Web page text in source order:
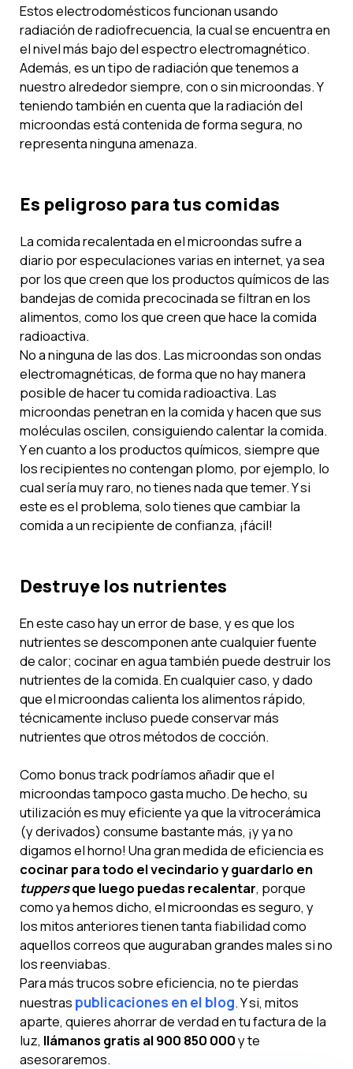
Estos electrodomésticos funcionan usando
radiación de radiofrecuencia, la cual se encuentra en
el nivel más bajo del espectro electromagnético.
Además, es un tipo de radiación que tenemos a
nuestro alrededor siempre, con o sin microondas. Y
teniendo también en cuenta que la radiación del
microondas está contenida de forma segura, no
representa ninguna amenaza.
Es peligroso para tus comidas
La comida recalentada en el microondas sufre a
diario por especulaciones varias en internet, ya sea
por los que creen que los productos químicos de las
bandejas de comida precocinada se filtran en los
alimentos, como los que creen que hace la comida
radioactiva.
No a ninguna de las dos. Las microondas son ondas
electromagnéticas, de forma que no hay manera
posible de hacer tu comida radioactiva. Las
microondas penetran en la comida y hacen que sus
moléculas oscilen, consiguiendo calentar la comida.
Y en cuanto a los productos químicos, siempre que
los recipientes no contengan plomo, por ejemplo, lo
cual sería muy raro, no tienes nada que temer. Y si
este es el problema, solo tienes que cambiar la
comida a un recipiente de confianza, ¡fácil!
Destruye los nutrientes
En este caso hay un error de base, y es que los
nutrientes se descomponen ante cualquier fuente
de calor; cocinar en agua también puede destruir los
nutrientes de la comida. En cualquier caso, y dado
que el microondas calienta los alimentos rápido,
técnicamente incluso puede conservar más
nutrientes que otros métodos de cocción.
Como bonus track podríamos añadir que el
microondas tampoco gasta mucho. De hecho, su
utilización es muy eficiente ya que la vitrocerámica
(y derivados) consume bastante más, ¡y ya no
digamos el horno! Una gran medida de eficiencia es
cocinar para todo el vecindario y guardarlo en
tuppersque luego puedas recalentar, porque
como ya hemos dicho, el microondas es seguro, y
los mitos anteriores tienen tanta fiabilidad como
aquellos correos que auguraban grandes males si no
los reenviabas.
Para más trucos sobre eficiencia, no te pierdas
nuestras publicaciones en el blog. Y si, mitos
aparte, quieres ahorrar de verdad en tu factura de la
luz, llámanos gratis al 900 850 000y te
asesoraremos.